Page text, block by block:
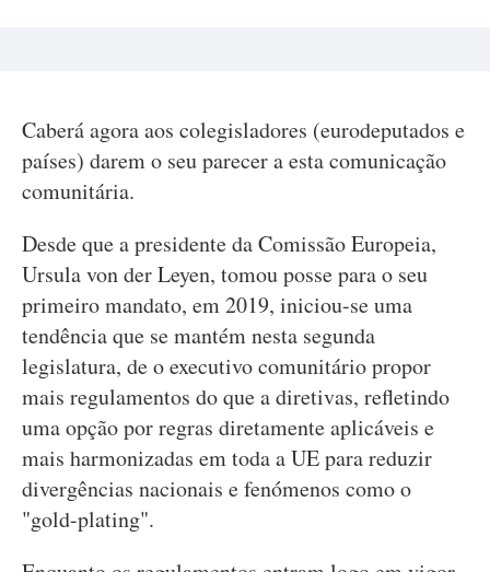
Caberá agora aos colegisladores (eurodeputados e
países) darem o seu parecer a esta comunicação
comunitária.
Desde que a presidente da Comissão Europeia,
Ursula von der Leyen, tomou posse para o seu
primeiro mandato, em 2019, iniciou-se uma
tendência que se mantém nesta segunda
legislatura, de o executivo comunitário propor
mais regulamentos do que a diretivas, refletindo
uma opção por regras diretamente aplicáveis e
mais harmonizadas em toda a UE para reduzir
divergências nacionais e fenómenos como o
"gold-plating".